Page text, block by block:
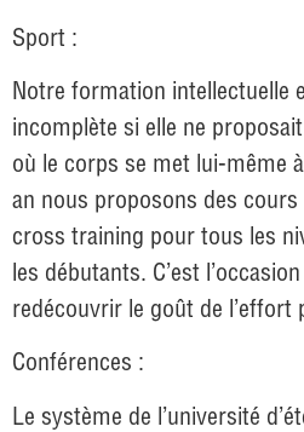
Sport :
Notre formation intellectuelle
incomplète si elle ne
où le corps se met lui-même
an nous proposons des cours
cross training pour tous les
les débutants. C’est
redécouvrir le goût de l’effort
Conférences :
Le système de l’université